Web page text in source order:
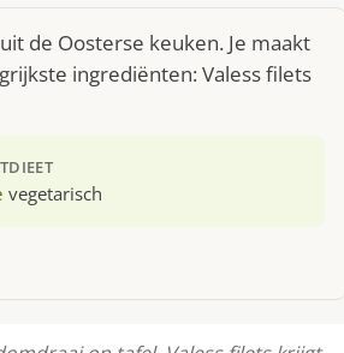
de Oosterse keuken. Je maakt
ingrediënten: Valess filets
DIEET
vegetarisch